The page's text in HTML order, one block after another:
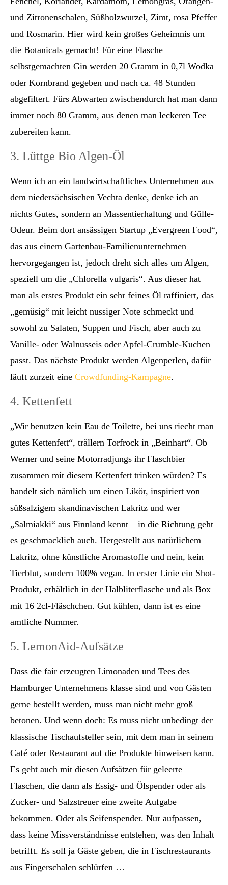
und Zitronenschalen, Süßholzwurzel, Zimt, rosa Pfeffer
und Rosmarin. Hier wird kein großes Geheimnis um
die Botanicals gemacht! Für eine Flasche
selbstgemachten Gin werden 20 Gramm in 0,7l Wodka
oder Kornbrand gegeben und nach ca. 48 Stunden
abgefiltert. Fürs Abwarten zwischendurch hat man dann
immer noch 80 Gramm, aus denen man leckeren Tee
zubereiten kann.
3. Lüttge Bio Algen-Öl
Wenn ich an ein landwirtschaftliches Unternehmen aus
dem niedersächsischen Vechta denke, denke ich an
nichts Gutes, sondern an Massentierhaltung und Gülle-
Odeur. Beim dort ansässigen Startup „Evergreen Food“,
das aus einem Gartenbau-Familienunternehmen
hervorgegangen ist, jedoch dreht sich alles um Algen,
speziell um die „Chlorella vulgaris“. Aus dieser hat
man als erstes Produkt ein sehr feines Öl raffiniert, das
„gemüsig“ mit leicht nussiger Note schmeckt und
sowohl zu Salaten, Suppen und Fisch, aber auch zu
Vanille- oder Walnusseis oder Apfel-Crumble-Kuchen
passt. Das nächste Produkt werden Algenperlen, dafür
läuft zurzeit eine Crowdfunding-Kampagne.
4. Kettenfett
„Wir benutzen kein Eau de Toilette, bei uns riecht man
gutes Kettenfett“, trällern Torfrock in „Beinhart“. Ob
Werner und seine Motorradjungs ihr Flaschbier
zusammen mit diesem Kettenfett trinken würden? Es
handelt sich nämlich um einen Likör, inspiriert von
süßsalzigem skandinavischen Lakritz und wer
„Salmiakki“ aus Finnland kennt – in die Richtung geht
es geschmacklich auch. Hergestellt aus natürlichem
Lakritz, ohne künstliche Aromastoffe und nein, kein
Tierblut, sondern 100% vegan. In erster Linie ein Shot-
Produkt, erhältlich in der Halbliterflasche und als Box
mit 16 2cl-Fläschchen. Gut kühlen, dann ist es eine
amtliche Nummer.
5. LemonAid-Aufsätze
Dass die fair erzeugten Limonaden und Tees des
Hamburger Unternehmens klasse sind und von Gästen
gerne bestellt werden, muss man nicht mehr groß
betonen. Und wenn doch: Es muss nicht unbedingt der
klassische Tischaufsteller sein, mit dem man in seinem
Café oder Restaurant auf die Produkte hinweisen kann.
Es geht auch mit diesen Aufsätzen für geleerte
Flaschen, die dann als Essig- und Ölspender oder als
Zucker- und Salzstreuer eine zweite Aufgabe
bekommen. Oder als Seifenspender. Nur aufpassen,
dass keine Missverständnisse entstehen, was den Inhalt
betrifft. Es soll ja Gäste geben, die in Fischrestaurants
aus Fingerschalen schlürfen …